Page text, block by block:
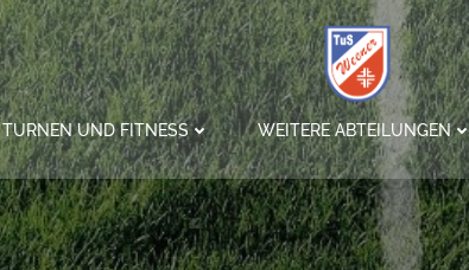
TURNEN UND FITNESS WEITERE ABTEILUNGEN